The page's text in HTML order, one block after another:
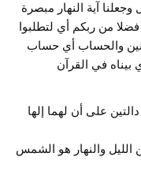
آية النهار مبصرة
فضلا من ربكم أي لتطلبوا
والحساب أي حساب
بيناه في القرآن
على أن لهما إلها
الليل والنهار هو الشمس